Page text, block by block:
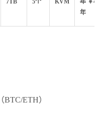
7TB 5个 KVM
年 ￥
年
ETH）